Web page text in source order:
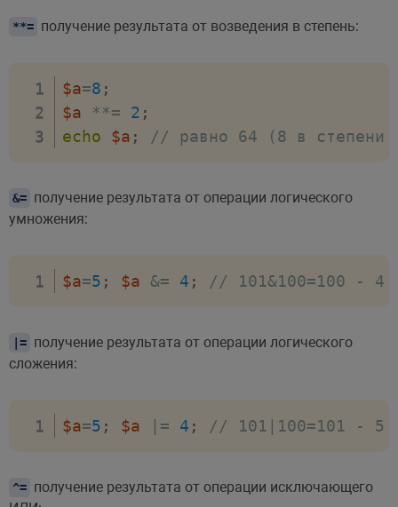
**= получение результата от возведения в степень:
$a=8 ;
$a
**= 2 ;
echo
$a ; // равно 64 (8 в степени
&= получение результата от операции логического
умножения:
$a=5 ; $a &= 4 ; // 101&100=100 - 4
|= получение результата от операции логического
сложения:
$a=5 ; $a |= 4 ; // 101|100=101 - 5
^= получение результата от операции исключающего